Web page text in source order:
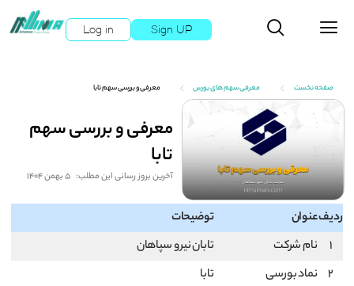
Log in Sign UP
صفحه نخست معرفی سهم های بورس معرفی و بررسی سهم تابا
معرفی و بررسی سهم
تابا
آخرین بروز رسانی این مطلب: 5 بهمن 1404
ردیفعنوان
توضیحات
1
نام شرکت
تابان نيرو سپاهان
2 نماد بورسی
تابا